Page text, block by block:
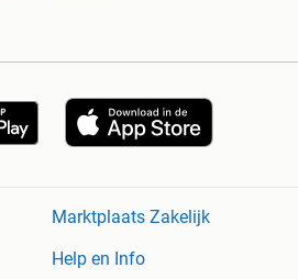
Marktplaats Zakelijk
Help en Info